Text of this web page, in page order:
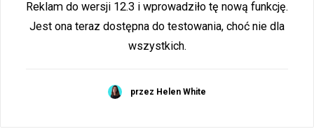
Reklam do wersji 12.3 i wprowadziło tę nową funkcję.
Jest ona teraz dostępna do testowania, choć nie dla
wszystkich.
przez Helen White